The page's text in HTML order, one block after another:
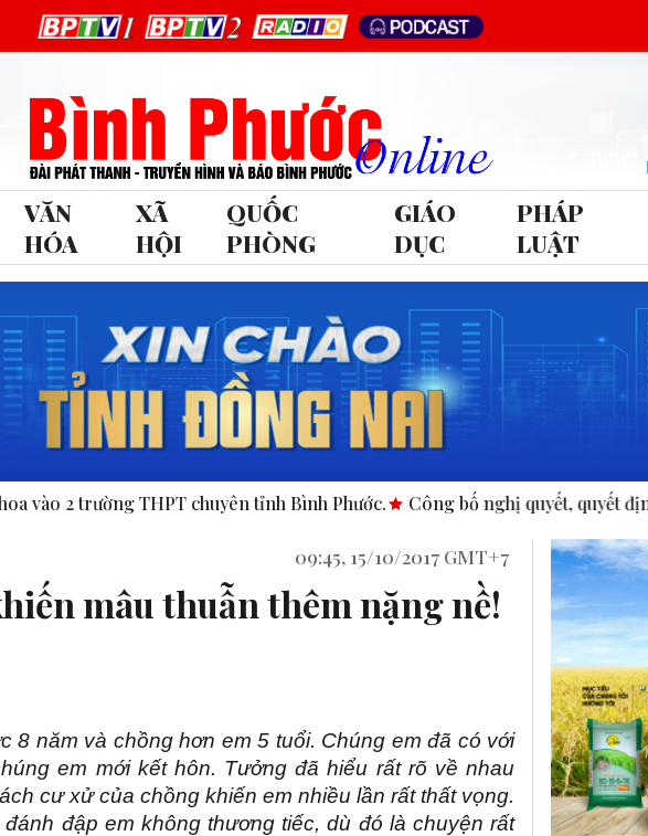
VĂN
HÓA
XÃ
HỘI
QUỐC
PHÒNG
GIÁO
DỤC
PHÁP
LUẬT
chuyên tỉnh Bình Phước. Công bố nghị quyết, quyết định tại các xã,
09:45, 15/10/2017 GMT+7
mâu thuẫn thêm nặng nề!
8 năm và chồng hơn em 5 tuổi. Chúng em đã có với
em mới kết hôn. Tưởng đã hiểu rất rõ về nhau
cư xử của chồng khiến em nhiều lần rất thất vọng.
đập em không thương tiếc, dù đó là chuyện rất